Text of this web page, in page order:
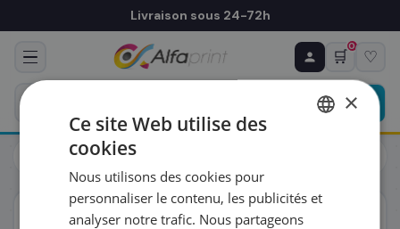
Livraison sous 24-72h
🛒
0
♡
Toners
Brother
ORIGINAL
♻ COMMANDE RÉCURRENTE
Prévoyez & économisez
Programmez votre prochain achat — notre équipe
vous prépare un devis personnalisé
RÉFÉRENCE DU PRODUIT
×
Ce site Web utilise des
cookies
Nous utilisons des cookies pour
personnaliser le contenu, les publicités et
analyser notre trafic. Nous partageons